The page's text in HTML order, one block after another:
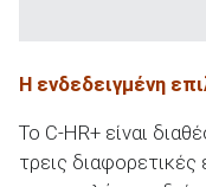
Η ενδεδειγμένη
Το C-HR+ είναι
τρεις